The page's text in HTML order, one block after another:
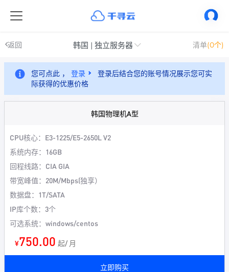
返回 韩国 | 独立服务器 清单(0个)
您可点此 ， 登录
登录后结合您的账号情况展示您可实
际获得的优惠价格
韩国物理机A型
CPU核心：E3-1225/E5-2650L V2
系统内存：16GB
回程线路：CIA GIA
带宽峰值：20M/Mbps(独享）
数据盘：1T/SATA
IP库个数：3个
可选系统：windows/centos
¥750.00 起/ 月
立即购买